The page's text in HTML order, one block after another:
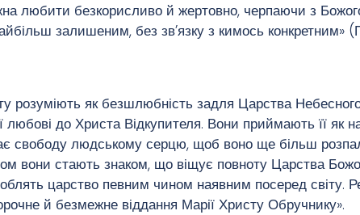
любити безкорисливо й жертовно, черпаючи з
залишеним, без зв’язку з кимось конкретним»
розуміють як безшлюбність задля Царства
любові до Христа Відкупителя. Вони приймають її як
свободу людському серцю, щоб воно ще більш
вони стають знаком, що віщує повноту Царства
царство певним чином наявним посеред світу.
й безмежне віддання Марії Христу Обручнику».